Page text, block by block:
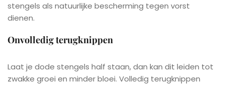
stengels als natuurlijke bescherming tegen vorst
dienen.
Onvolledig terugknippen
Laat je dode stengels half staan, dan kan dit leiden tot
zwakke groei en minder bloei. Volledig terugknippen